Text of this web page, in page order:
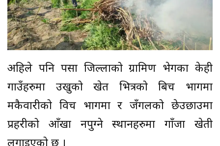
अहिले पनि पर्सा जिल्लाको ग्रामिण भेगका केही
गाउँहरुमा उखुको खेत भित्रको बिच भागमा
मकैवारीको विच भागमा र जँगलको छेउछाउमा
प्रहरीको आँखा नपुग्ने स्थानहरुमा गाँजा खेती